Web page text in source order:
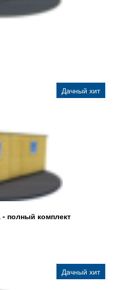
Дачный хит
полный комплект
Дачный хит